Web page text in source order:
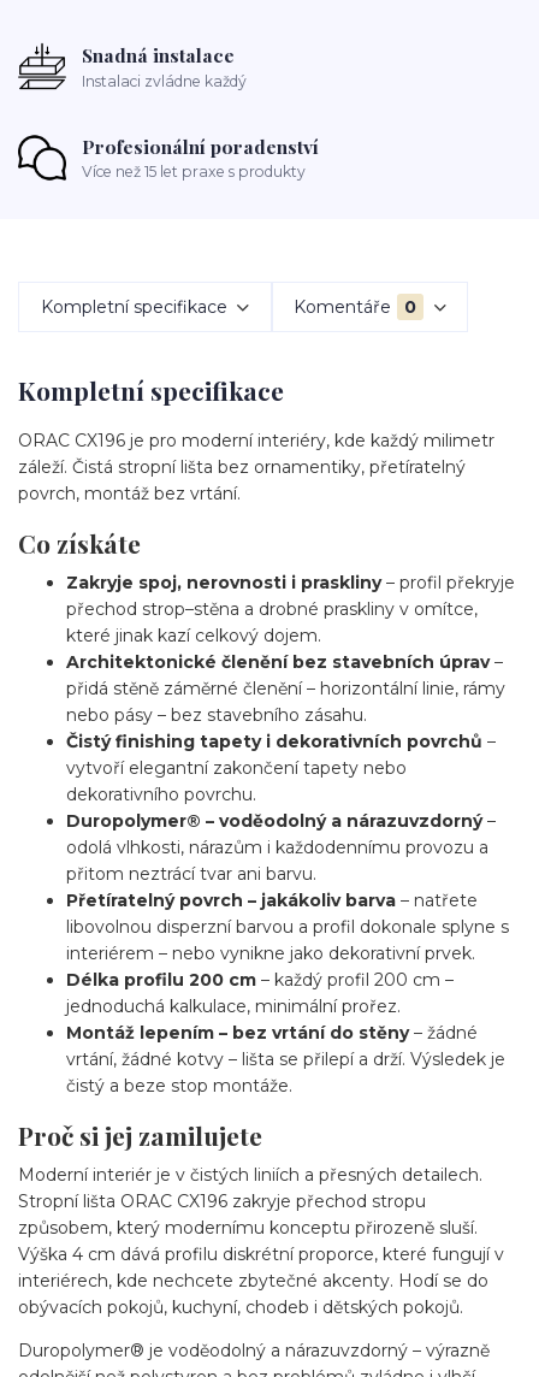
Snadná instalace
Instalaci zvládne každý
Profesionální poradenství
Více než 15 let praxe s produkty
Kompletní specifikace Komentáře 0
Kompletní specifikace
ORAC CX196 je pro moderní interiéry, kde každý milimetr
záleží. Čistá stropní lišta bez ornamentiky, přetíratelný
povrch, montáž bez vrtání.
Co získáte
Zakryje spoj, nerovnosti i praskliny– profil překryje
přechod strop–stěna a drobné praskliny v omítce,
které jinak kazí celkový dojem.
Architektonické členění bez stavebních úprav–
přidá stěně záměrné členění – horizontální linie, rámy
nebo pásy – bez stavebního zásahu.
Čistý finishing tapety i dekorativních povrchů –
vytvoří elegantní zakončení tapety nebo
dekorativního povrchu.
Duropolymer® – voděodolný a nárazuvzdorný–
odolá vlhkosti, nárazům i každodennímu provozu a
přitom neztrácí tvar ani barvu.
Přetíratelný povrch – jakákoliv barva – natřete
libovolnou disperzní barvou a profil dokonale splyne s
interiérem – nebo vynikne jako dekorativní prvek.
Délka profilu 200 cm – každý profil 200 cm –
jednoduchá kalkulace, minimální prořez.
Montáž lepením – bez vrtání do stěny– žádné
vrtání, žádné kotvy – lišta se přilepí a drží. Výsledek je
čistý a beze stop montáže.
Proč si jej zamilujete
Moderní interiér je v čistých liniích a přesných detailech.
Stropní lišta ORAC CX196 zakryje přechod stropu
způsobem, který modernímu konceptu přirozeně sluší.
Výška 4 cm dává profilu diskrétní proporce, které fungují v
interiérech, kde nechcete zbytečné akcenty. Hodí se do
obývacích pokojů, kuchyní, chodeb i dětských pokojů.
Duropolymer® je voděodolný a nárazuvzdorný – výrazně